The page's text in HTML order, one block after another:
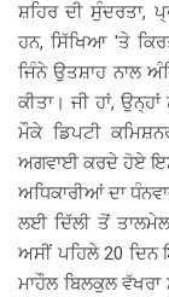
ਸ਼ਹਿਰ ਦੀ ਸੁੰਦਰਤਾ,
ਹਨ, ਸਿੱਖਿਆ 'ਤੇ
ਜਿੰਨੇ ਉਤਸ਼ਾਹ ਨਾਲ
ਕੀਤਾ। ਜੀ ਹਾਂ,
ਮੌਕੇ ਡਿਪਟੀ
ਅਗਵਾਈ ਕਰਦੇ ਹੋਏ ਇਸ
ਅਧਿਕਾਰੀਆਂ ਦਾ
ਲਈ ਦਿੱਲੀ ਤੋਂ
ਅਸੀਂ ਪਹਿਲੇ 20
ਮਾਹੌਲ ਬਿਲਕੁਲ